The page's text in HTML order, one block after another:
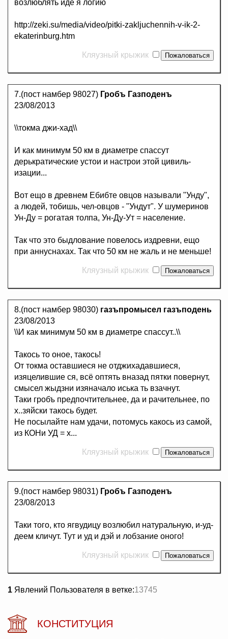
возлюблять иде я логию
http://zeki.su/media/video/pitki-zakljuchennih-v-ik-2-
ekaterinburg.htm
Кляузный крыжик
7.(пост намбер 98027) Гробъ Газподенъ
23/08/2013
\\токма джи-хад\\
И как минимум 50 км в диаметре спассут
дерькратические устои и настрои этой цивиль-
изации...
Вот ещо в древнем Ебибте овцов называли "Унду",
а людей, тобишь, чел-овцов - "Ундут". У шумеринов
Ун-Ду = рогатая толпа, Ун-Ду-Ут = население.
Так что это быдлование повелось издревни, ещо
при аннуснахах. Так что 50 км не жаль и не меньше!
Кляузный крыжик
8.(пост намбер 98030) газъпромысел газъподень
23/08/2013
\\И как минимум 50 км в диаметре спассут..\\
Такось то оное, такось!
От токма оставшиеся не отджихадавшиеся,
изяцелившие ся, всё оптять вназад пятки повернут,
смысел жыдзни изяначало иська ть взачнут.
Таки гробъ предпочтительнее, да и рачительнее, по
х..зяйски такось будет.
Не посылайте нам удачи, потомусь какось из самой,
из КОНи УД = х...
Кляузный крыжик
9.(пост намбер 98031) Гробъ Газподенъ
23/08/2013
Таки того, кто ягвудицу возлюбил натуральную, и-уд-
деем кличут. Тут и уд и дэй и лобзание оного!
Кляузный крыжик
1 Явлений Пользователя в ветке:13745
КОНСТИТУЦИЯ